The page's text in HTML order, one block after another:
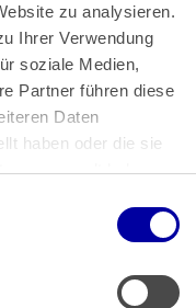
zu analysieren.
Ihrer Verwendung
soziale Medien,
Partner führen diese
Daten
haben oder die sie
gesammelt haben.